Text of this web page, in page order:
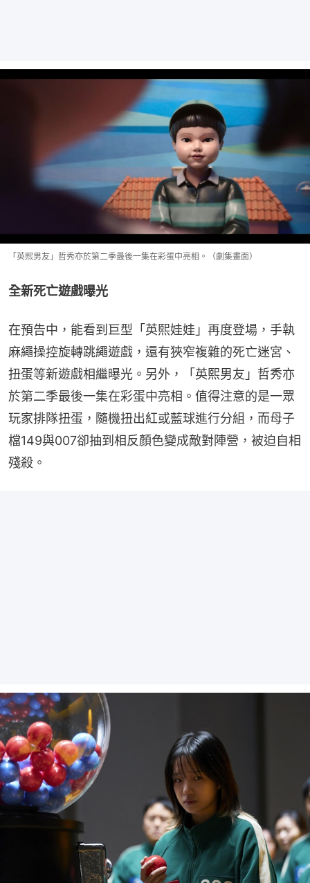
「英熙男友」哲秀亦於第二季最後一集在彩蛋中亮相。（劇集畫面）
全新死亡遊戲曝光
在預告中，能看到巨型「英熙娃娃」再度登場，手執
麻繩操控旋轉跳繩遊戲，還有狹窄複雜的死亡迷宮、
扭蛋等新遊戲相繼曝光。另外，「英熙男友」哲秀亦
於第二季最後一集在彩蛋中亮相。值得注意的是一眾
玩家排隊扭蛋，隨機扭出紅或藍球進行分組，而母子
檔149與007卻抽到相反顏色變成敵對陣營，被迫自相
殘殺。